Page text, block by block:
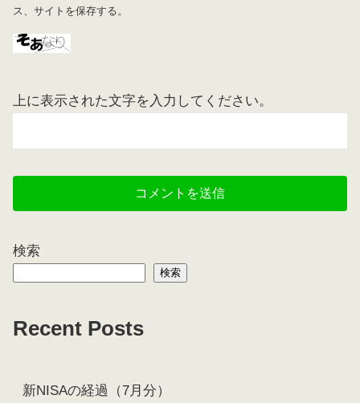
ス、サイトを保存する。
上に表示された文字を入力してください。
検索
検索
Recent Posts
新NISAの経過（7月分）